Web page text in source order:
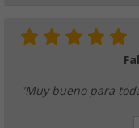
"Muy bueno para